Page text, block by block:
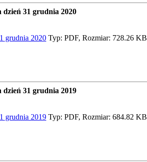
31 grudnia 2020
grudnia 2020 Typ: PDF, Rozmiar: 728.26 KB
31 grudnia 2019
grudnia 2019 Typ: PDF, Rozmiar: 684.82 KB